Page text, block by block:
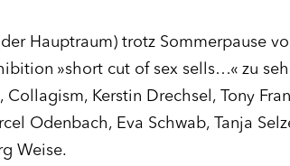
Hauptraum) trotz Sommerpause
»short cut of sex sells…« zu
Kerstin Drechsel, Tony
Odenbach, Eva Schwab, Tanja
Weise.